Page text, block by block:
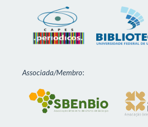
Associada/Membro: